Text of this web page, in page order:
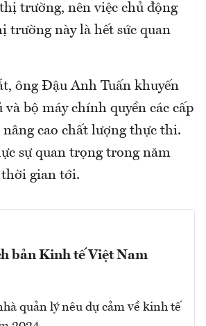
trường, nên việc chủ động
trường này là hết sức quan
ông Đậu Anh Tuấn khuyến
bộ máy chính quyền các cấp
cao chất lượng thực thi.
sự quan trọng trong năm
gian tới.
bản Kinh tế Việt Nam
quản lý nêu dự cảm về kinh tế